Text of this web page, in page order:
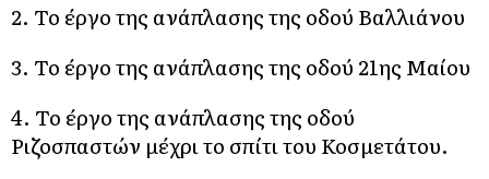
2. Το έργο της ανάπλασης της οδού Βαλλιάνου
3. Το έργο της ανάπλασης της οδού 21ης Μαίου
4. Το έργο της ανάπλασης της οδού
Ριζοσπαστών μέχρι το σπίτι του Κοσμετάτου.